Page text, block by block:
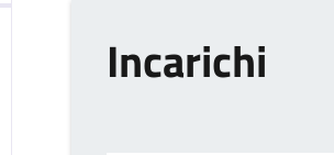
Incarichi